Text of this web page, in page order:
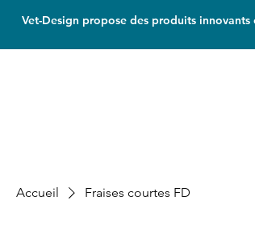
Vet-Design propose des produits
Accueil Fraises courtes FD